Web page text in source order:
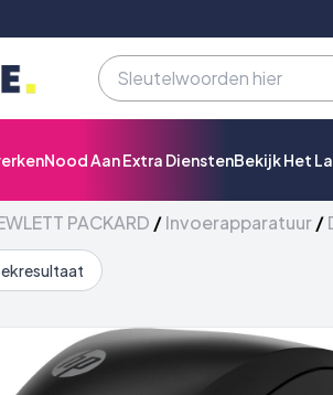
Nood Aan Extra DienstenBekijk Het
PACKARD /Invoerapparatuur/